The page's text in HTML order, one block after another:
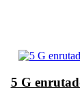
5 G